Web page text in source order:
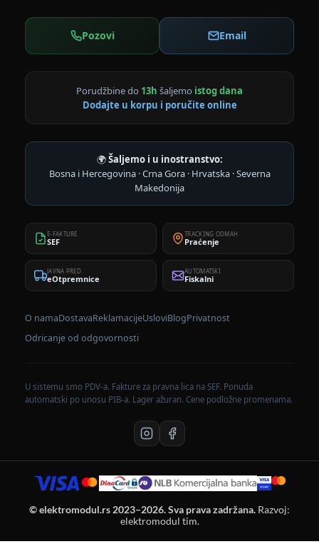
Pozovi Email
Porudžbine do 13h šaljemo istog dana
Dodajte u korpu i poručite online
🌍Šaljemo i u inostranstvo:
Bosna i Hercegovina · Crna Gora · Hrvatska · Severna
Makedonija
E-FAKTURE
SEF
TRACKING ODMAH
Praćenje
JAVNA PRED.
eOtpremnice
AUTOMATSKI
Fiskalni
O namaDostavaReklamacijeUsloviBlogPrivatnost
Odricanje od odgovornosti
U sistemu smo PDV-a. Fakture za pravna lica na SEF. Ponuda
automatski po unosu PIB-a. Lager ažuran. Cene podložne promenama.
© elektromodul.rs 2023–2026. Sva prava zadržana. Razvoj:
elektromodul tim.